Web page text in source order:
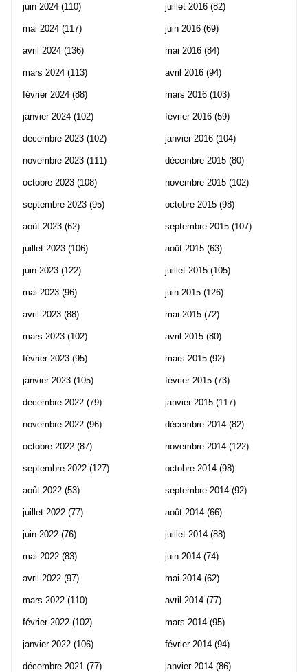
juin 2024 (110)
mai 2024 (117)
avril 2024 (136)
mars 2024 (113)
février 2024 (88)
janvier 2024 (102)
décembre 2023 (102)
novembre 2023 (111)
octobre 2023 (108)
septembre 2023 (95)
août 2023 (62)
juillet 2023 (106)
juin 2023 (122)
mai 2023 (96)
avril 2023 (88)
mars 2023 (102)
février 2023 (95)
janvier 2023 (105)
décembre 2022 (79)
novembre 2022 (96)
octobre 2022 (87)
septembre 2022 (127)
août 2022 (53)
juillet 2022 (77)
juin 2022 (76)
mai 2022 (83)
avril 2022 (97)
mars 2022 (110)
février 2022 (102)
janvier 2022 (106)
décembre 2021 (77)
juillet 2016 (82)
juin 2016 (69)
mai 2016 (84)
avril 2016 (94)
mars 2016 (103)
février 2016 (59)
janvier 2016 (104)
décembre 2015 (80)
novembre 2015 (102)
octobre 2015 (98)
septembre 2015 (107)
août 2015 (63)
juillet 2015 (105)
juin 2015 (126)
mai 2015 (72)
avril 2015 (80)
mars 2015 (92)
février 2015 (73)
janvier 2015 (117)
décembre 2014 (82)
novembre 2014 (122)
octobre 2014 (98)
septembre 2014 (92)
août 2014 (66)
juillet 2014 (88)
juin 2014 (74)
mai 2014 (62)
avril 2014 (77)
mars 2014 (95)
février 2014 (94)
janvier 2014 (86)